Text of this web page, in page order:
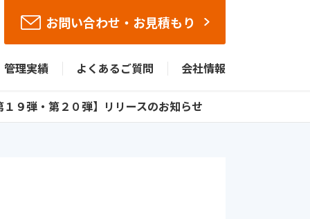
お問い合わせ・お見積もり
管理実績 よくあるご質問 会社情報
９弾・第２０弾】リリースのお知らせ